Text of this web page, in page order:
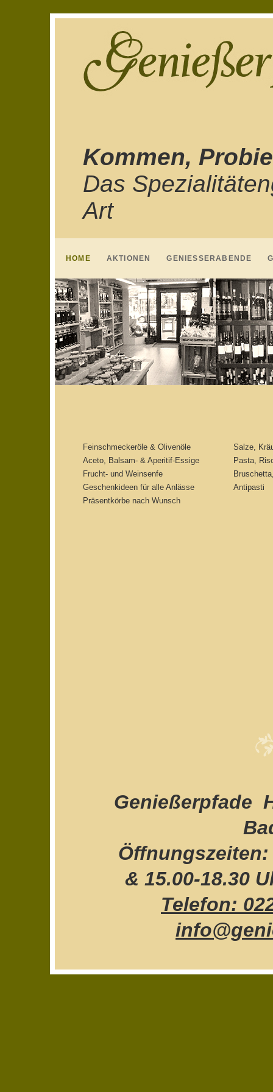
Kommen,
Das
Art
HOME AKTIONEN GENIESSERABENDE
Feinschmeckeröle & Olivenöle
Aceto, Balsam- & Aperitif-Essige
Frucht- und Weinsenfe
Geschenkideen für alle Anlässe
Präsentkörbe nach Wunsch
Salze,
Pasta,
Antipasti
Genießerpfade 
Öffnungszeiten:
& 15.00-18.30
Telefon: